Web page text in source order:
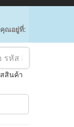
คุณอยู่ที่:
สินค้า